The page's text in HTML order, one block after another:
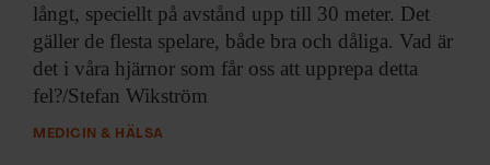
långt, speciellt på avstånd upp till 30 meter. Det
gäller de flesta spelare, både bra och dåliga. Vad är
det i våra hjärnor som får oss att upprepa detta
fel?/Stefan Wikström
MEDICIN & HÄLSA